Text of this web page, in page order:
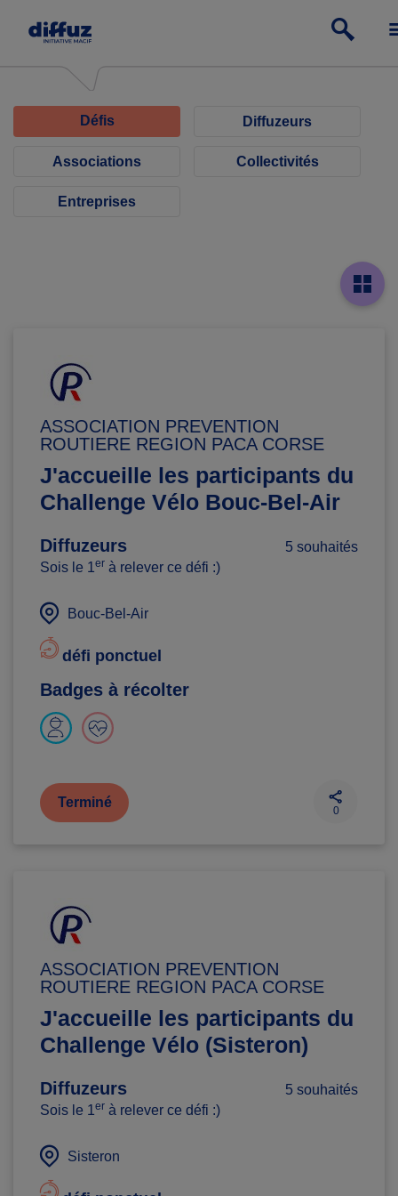
Défis Diffuzeurs
Associations Collectivités
Entreprises
ASSOCIATION PREVENTION
ROUTIERE REGION PACA CORSE
J'accueille les participants du
Challenge Vélo Bouc-Bel-Air
Diffuzeurs
5 souhaités
Sois le 1er à relever ce défi :)
Bouc-Bel-Air
défi ponctuel
Badges à récolter
Terminé
0
ASSOCIATION PREVENTION
ROUTIERE REGION PACA CORSE
J'accueille les participants du
Challenge Vélo (Sisteron)
Diffuzeurs
5 souhaités
Sois le 1er à relever ce défi :)
Sisteron